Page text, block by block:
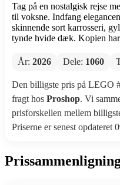
Tag på en nostalgisk rejse
til voksne. Indfang
skinnende sort karrosseri,
tynde hvide dæk. Kopien
År: 2026 Dele: 1060
Den billigste pris på LEGO
fragt hos Proshop. Vi
prisforskellen mellem
Priserne er senest opdateret